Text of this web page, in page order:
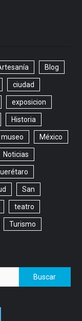
Blog
ciudad
exposicion
Historia
museo México
Noticias
San
teatro
Turismo